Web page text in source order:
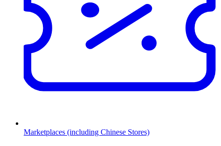
Marketplaces (including Chinese Stores)